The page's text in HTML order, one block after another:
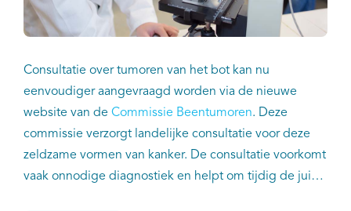
Consultatie over tumoren van het bot kan nu
eenvoudiger aangevraagd worden via de nieuwe
website van de Commissie Beentumoren. Deze
commissie verzorgt landelijke consultatie voor deze
zeldzame vormen van kanker. De consultatie voorkomt
vaak onnodige diagnostiek en helpt om tijdig de juiste